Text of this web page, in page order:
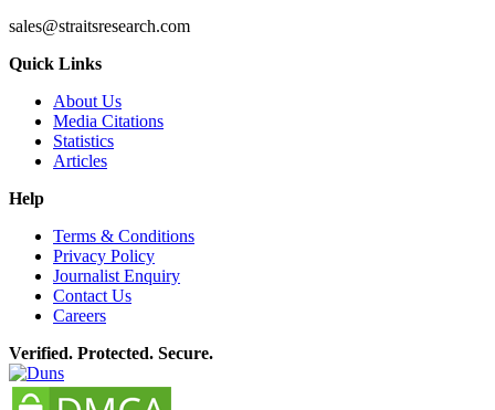
sales@straitsresearch.com
Quick Links
About Us
Media Citations
Statistics
Articles
Help
Terms & Conditions
Privacy Policy
Journalist Enquiry
Contact Us
Careers
Verified. Protected. Secure.